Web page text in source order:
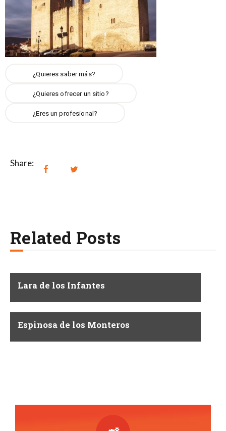
¿Quieres saber más?
¿Quieres ofrecer un sitio?
¿Eres un profesional?
Share:
Related Posts
Lara de los Infantes
Espinosa de los Monteros